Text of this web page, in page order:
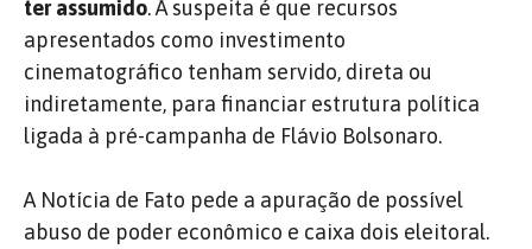
ter assumido. A suspeita é que recursos
apresentados como investimento
cinematográfico tenham servido, direta ou
indiretamente, para financiar estrutura política
ligada à pré-campanha de Flávio Bolsonaro.
A Notícia de Fato pede a apuração de possível
abuso de poder econômico e caixa dois eleitoral.